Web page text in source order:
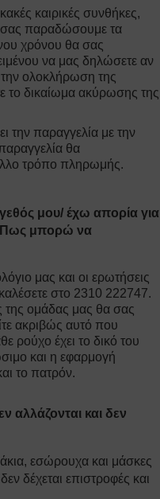
καιρικές συνθήκες,
σας παραδώσουμε τα
χρόνου θα σας
να μας δηλώσετε αν
την ολοκλήρωση της
το δικαίωμα ακύρωσης της
την παραγγελία με την
θα
τρόπο πληρωμής.
μου/ έχω απορία για
Πως μπορώ να
μας και οι ερωτήσεις
στο 2310 222747.
της ομάδας μας θα σας
ακριβώς αυτό που
ρούχο έχει το δικό του
και η εφαρμογή
το πατρόν.
αλλάζονται και δεν
εσώρουχα και μάσκες
δέχεται επιστροφές και